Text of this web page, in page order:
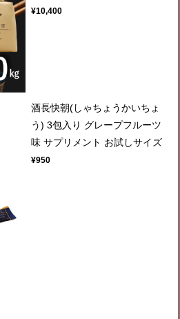
¥10,400
酒長快朝(しゃちょうかいちょ
う) 3包入り グレープフルーツ
味 サプリメント お試しサイズ
¥950